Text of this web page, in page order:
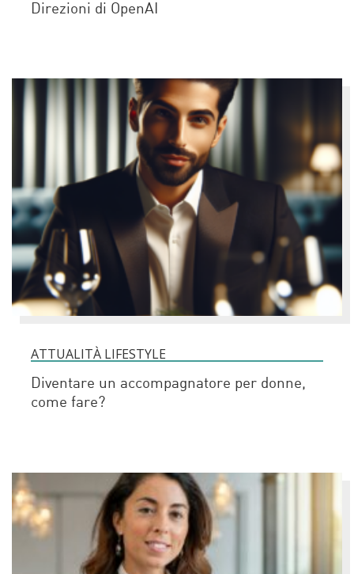
Direzioni di OpenAI
ATTUALITÀ LIFESTYLE
Diventare un accompagnatore per donne,
come fare?